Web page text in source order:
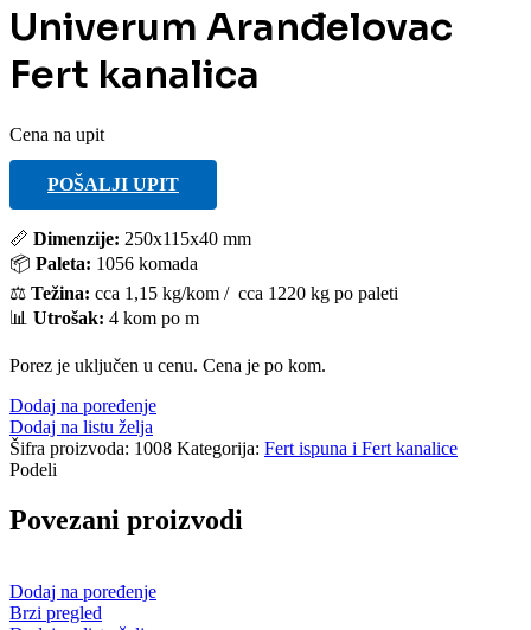
Univerum Aranđelovac
Fert kanalica
Cena na upit
POŠALJI UPIT
📏 Dimenzije: 250x115x40 mm
📦 Paleta: 1056 komada
⚖️ Težina: cca 1,15 kg/kom / cca 1220 kg po paleti
📊 Utrošak: 4 kom po m
Porez je uključen u cenu. Cena je po kom.
Dodaj na poređenje
Dodaj na listu želja
Šifra proizvoda: 1008 Kategorija: Fert ispuna i Fert kanalice
Podeli
Povezani proizvodi
Dodaj na poređenje
Brzi pregled